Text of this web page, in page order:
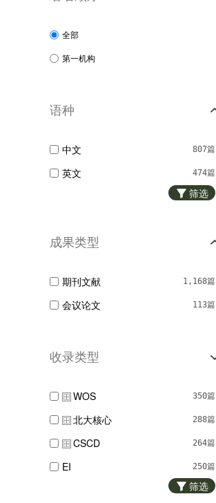
全部
第一机构
语种
807篇
中文
474篇
英文
筛选
成果类型
1,168篇
期刊文献
113篇
会议论文
收录类型
350篇
WOS
288篇
北大核心
264篇
CSCD
250篇
EI
15篇
筛选